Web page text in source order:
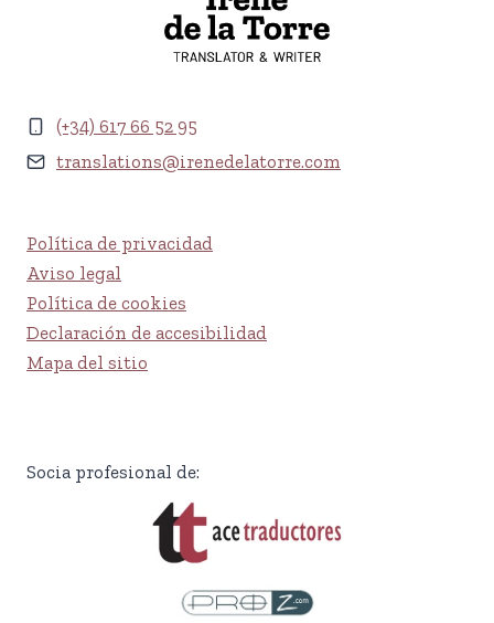
(+34) 617 66 52 95
translations@irenedelatorre.com
Política de privacidad
Aviso legal
Política de cookies
Declaración de accesibilidad
Mapa del sitio
Socia profesional de: